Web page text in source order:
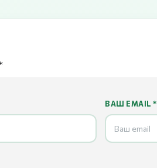
ВАШ EMAIL *